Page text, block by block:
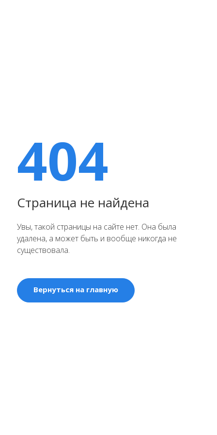
404
Страница не найдена
Увы, такой страницы на сайте нет. Она была
удалена, а может быть и вообще никогда не
существовала.
Вернуться на главную